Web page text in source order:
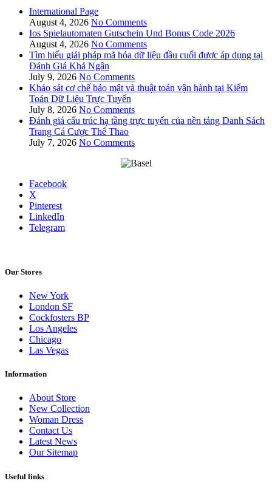
International Page
August 4, 2026 No Comments
Ios Spielautomaten Gutschein Und Bonus Code 2026
August 4, 2026 No Comments
Tìm hiểu giải pháp mã hóa dữ liệu đầu cuối được áp dụng tại
Đánh Giá Khả Ngân
July 9, 2026 No Comments
Khảo sát cơ chế bảo mật và thuật toán vận hành tại Kiểm
Toán Dữ Liệu Trực Tuyến
July 8, 2026 No Comments
Đánh giá cấu trúc hạ tầng trực tuyến của nền tảng Danh Sách
Trang Cá Cược Thể Thao
July 7, 2026 No Comments
Facebook
X
Pinterest
LinkedIn
Telegram
Our Stores
New York
London SF
Cockfosters BP
Los Angeles
Chicago
Las Vegas
Information
About Store
New Collection
Woman Dress
Contact Us
Latest News
Our Sitemap
Useful links